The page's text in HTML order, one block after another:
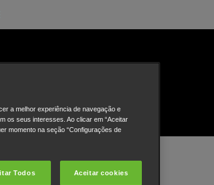
a melhor experiência de navegação e
os seus interesses. Ao clicar em “Aceitar
momento na seção “Configurações de
Todos Aceitar cookies